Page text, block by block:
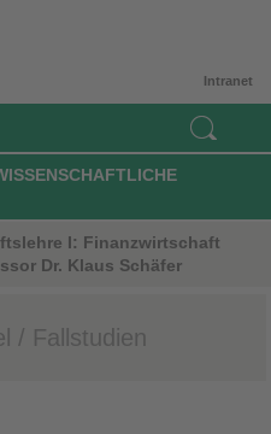
Intranet
I: Finanzwirtschaft
Dr. Klaus Schäfer
/ Fallstudien